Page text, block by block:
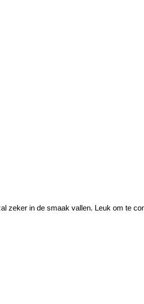
zeker in de smaak vallen. Leuk om te